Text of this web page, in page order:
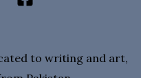
to writing and art,